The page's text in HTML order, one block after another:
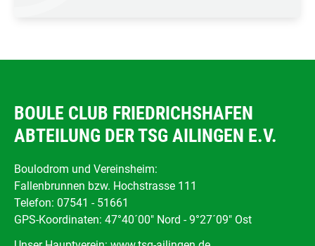
BOULE CLUB FRIEDRICHSHAFEN
ABTEILUNG DER TSG AILINGEN E.V.
Boulodrom und Vereinsheim:
Fallenbrunnen bzw. Hochstrasse 111
Telefon: 07541 - 51661
GPS-Koordinaten: 47°40´00" Nord - 9°27´09" Ost